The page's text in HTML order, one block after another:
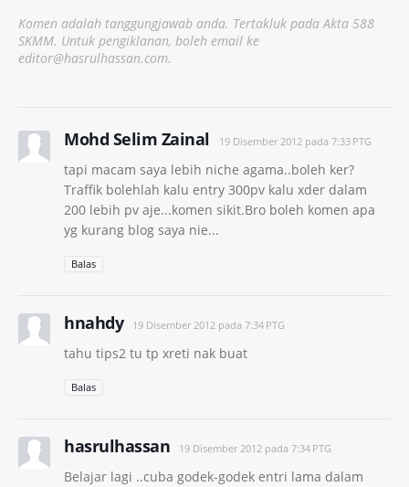
Komen adalah tanggungjawab anda. Tertakluk pada Akta 588
SKMM. Untuk pengiklanan, boleh email ke
editor@hasrulhassan.com.
Mohd Selim Zainal 19 Disember 2012 pada 7:33 PTG
tapi macam saya lebih niche agama..boleh ker?
Traffik bolehlah kalu entry 300pv kalu xder dalam
200 lebih pv aje...komen sikit.Bro boleh komen apa
yg kurang blog saya nie...
Balas
hnahdy 19 Disember 2012 pada 7:34 PTG
tahu tips2 tu tp xreti nak buat
Balas
hasrulhassan 19 Disember 2012 pada 7:34 PTG
Belajar lagi ..cuba godek-godek entri lama dalam